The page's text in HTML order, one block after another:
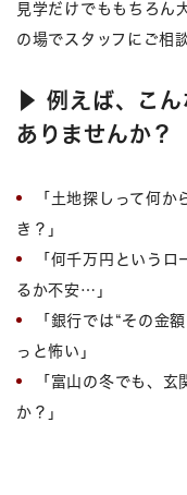
見学だけでももちろん
の場でスタッフにご相
▶ 例えば、こん
ありませんか？
「土地探しって何
き？」
「何千万円という
るか不安…」
「銀行では“その金
っと怖い」
「富山の冬でも、
か？」